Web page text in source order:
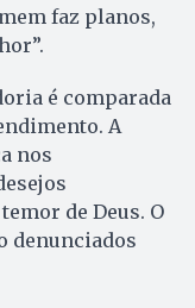
faz planos,
é comparada
A
nos
de Deus. O
denunciados